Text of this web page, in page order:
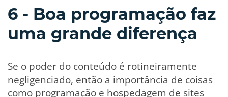
6 - Boa programação faz
uma grande diferença
Se o poder do conteúdo é rotineiramente
negligenciado, então a importância de coisas
como programação e hospedagem de sites